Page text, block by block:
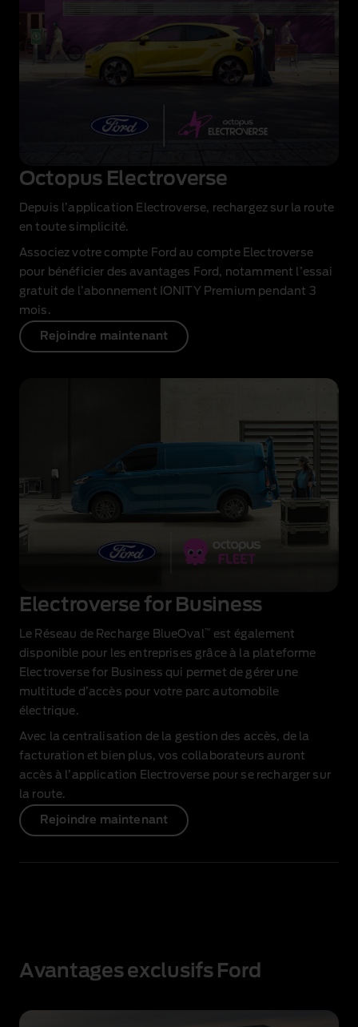
Octopus Electroverse
Depuis l’application Electroverse, rechargez sur la route
en toute simplicité.
Associez votre compte Ford au compte Electroverse
pour bénéficier des avantages Ford, notamment l’essai
gratuit de l’abonnement IONITY Premium pendant 3
mois.
Rejoindre maintenant
Electroverse for Business
Le Réseau de Recharge BlueOval ™
est également
disponible pour les entreprises grâce à la plateforme
Electroverse for Business qui permet de gérer une
multitude d’accès pour votre parc automobile
électrique.
Avec la centralisation de la gestion des accès, de la
facturation et bien plus, vos collaborateurs auront
accès à l’application Electroverse pour se recharger sur
la route.
Rejoindre maintenant
Avantages exclusifs Ford